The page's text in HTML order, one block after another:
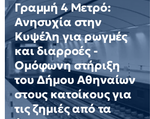
Γραμμή 4 Μετρό:
Ανησυχία στην
Κυψέλη για ρωγμές
και διαρροές -
Ομόφωνη στήριξη
του Δήμου Αθηναίων
στους κατοίκους για
τις ζημιές από τα